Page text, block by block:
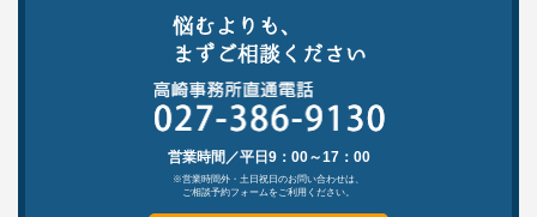
営業時間／平日9：00～17：00
※営業時間外・土日祝日のお問い合わせは、
ご相談予約フォームをご利用ください。